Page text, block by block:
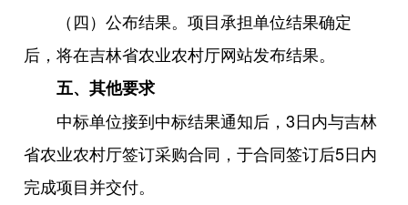
（四）公布结果。项目承担单位结果确定
后，将在吉林省农业农村厅网站发布结果。
五、其他要求
中标单位接到中标结果通知后，3日内与吉林
省农业农村厅签订采购合同，于合同签订后5日内
完成项目并交付。